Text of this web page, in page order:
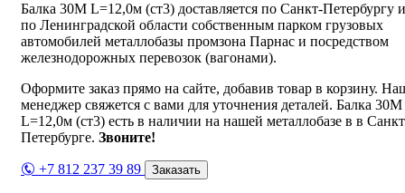
Балка 30М L=12,0м (ст3) доставляется по Санкт-Петербургу и
по Ленинградской области собственным парком грузовых
автомобилей металлобазы промзона Парнас и посредством
железнодорожных перевозок (вагонами).
Оформите заказ прямо на сайте, добавив товар в корзину.
менеджер свяжется с вами для уточнения деталей. Балка 30М
L=12,0м (ст3) есть в наличии на нашей металлобазе в в
Петербурге. Звоните!
+7 812 237 39 89 Заказать